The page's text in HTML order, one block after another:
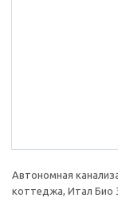
Автономная
коттеджа, Итал Био